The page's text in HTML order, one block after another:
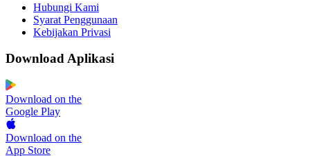
Hubungi Kami
Syarat Penggunaan
Kebijakan Privasi
Download Aplikasi
Download on the
Google Play
Download on the
App Store